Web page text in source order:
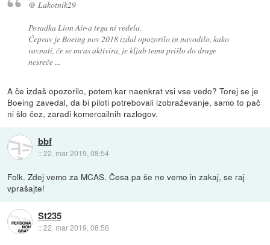
@ Lakotnik29
Posadka Lion Air-a tega ni vedela.
Čeprav je Boeing nov 2018 izdal opozorilo in navodilo, kako
ravnati, če se mcas aktivira, je kljub temu prišlo do druge
nesreče ...
A če izdaš opozorilo, potem kar naenkrat vsi vse vedo? Torej se je
Boeing zavedal, da bi piloti potrebovali izobraževanje, samo to pač
ni šlo čez, zaradi komercailnih razlogov.
bbf
::22. mar 2019, 08:54
Folk. Zdej vemo za MCAS. Česa pa še ne vemo in zakaj, se raj
vprašajte!
St235
::22. mar 2019, 08:56